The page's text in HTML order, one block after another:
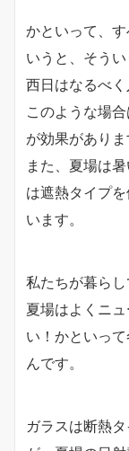
かといって、
いうと、そうい
西日はなるべ
このような場
が効果がありま
また、夏場は
は遮熱タイプ
います。
私たちが暮ら
夏場はよくニ
い！かといっ
んです。
ガラスは断熱